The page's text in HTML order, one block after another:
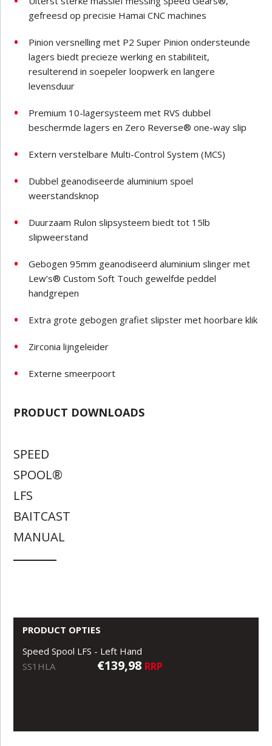
gefreesd op precisie Hamai CNC machines
Pinion versnelling met P2 Super Pinion ondersteunde
lagers biedt precieze werking en stabiliteit,
resulterend in soepeler loopwerk en langere
levensduur
Premium 10-lagersysteem met RVS dubbel
beschermde lagers en Zero Reverse® one-way slip
Extern verstelbare Multi-Control System (MCS)
Dubbel geanodiseerde aluminium spoel
weerstandsknop
Duurzaam Rulon slipsysteem biedt tot 15lb
slipweerstand
Gebogen 95mm geanodiseerd aluminium slinger met
Lew’s® Custom Soft Touch gewelfde peddel
handgrepen
Extra grote gebogen grafiet slipster met hoorbare klik
Zirconia lijngeleider
Externe smeerpoort
PRODUCT DOWNLOADS
SPEED
SPOOL®
LFS
BAITCAST
MANUAL
PRODUCT OPTIES
Speed Spool LFS - Left Hand
SS1HLA
€139,98 RRP